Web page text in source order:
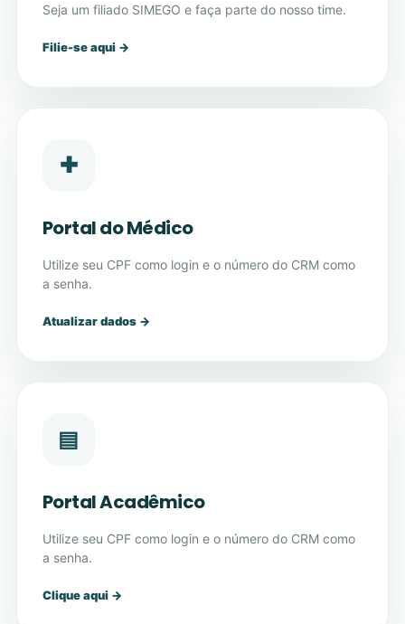
Seja um filiado SIMEGO e faça parte do nosso time.
Filie-se aqui →
✚
Portal do Médico
Utilize seu CPF como login e o número do CRM como
a senha.
Atualizar dados →
▤
Portal Acadêmico
Utilize seu CPF como login e o número do CRM como
a senha.
Clique aqui →